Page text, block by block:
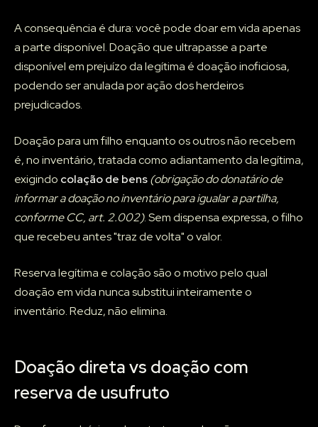
A consequência é dura: você pode doar em vida apenas
a parte disponível. Doação que ultrapasse a parte
disponível em prejuízo da legítima é doação inoficiosa,
podendo ser anulada por ação dos herdeiros
prejudicados.
Doação para um filho enquanto os outros não recebem
é, no inventário, tratada como adiantamento da legítima,
exigindo colação de bens(obrigação do donatário de
informar a doação no inventário para igualar a partilha,
conforme CC, art. 2.002). Sem dispensa expressa, o filho
que recebeu antes "traz de volta" o valor.
Reserva legítima e colação são o motivo pelo qual
doação em vida nunca substitui inteiramente o
inventário. Reduz, não elimina.
Doação direta vs doação com
reserva de usufruto